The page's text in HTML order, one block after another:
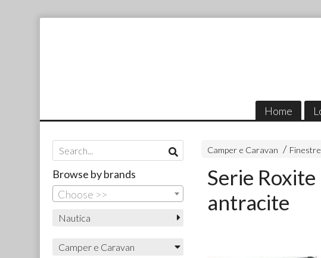
Home
Camper e Caravan
Serie
antracite
Browse by brands
Choose >>
Nautica
Camper e Caravan